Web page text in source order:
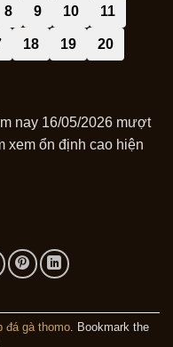
8 9 10 11
18 19 20
nay 16/05/2026 mượt
xem ổn định cao hiện
đá gà thomo. Bookmark the